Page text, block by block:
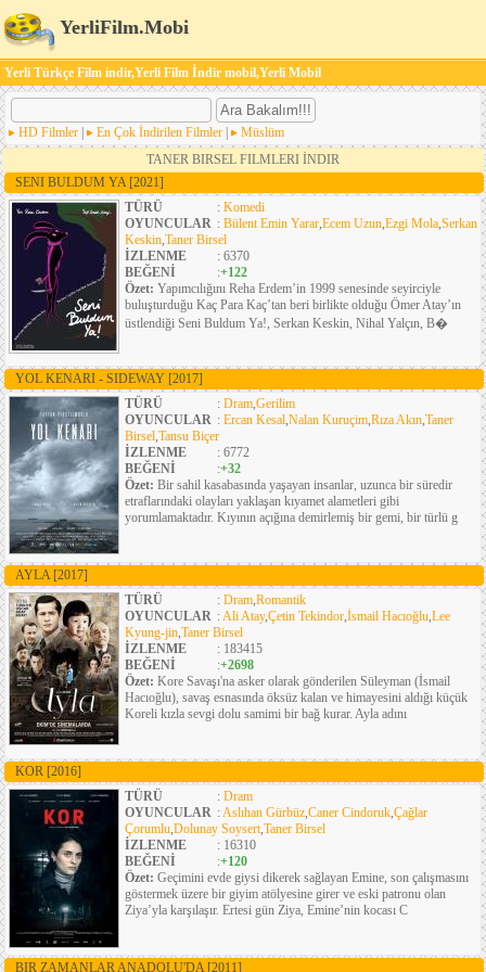
YerliFilm.Mobi
Yerli Türkçe Film indir,Yerli Film İndir mobil,Yerli Mobil
HD Filmler En Çok İndirilen Filmler
Müslüm
TANER BIRSEL FILMLERI İNDIR
SENI BULDUM YA [2021]
TÜRÜ
: Komedi
OYUNCULAR : Bülent Emin Yarar,Ecem Uzun,Ezgi Mola,Serkan
Keskin,Taner Birsel
İZLENME
: 6370
BEĞENİ
:+122
Özet: Yapımcılığını Reha Erdem’in 1999 senesinde seyirciyle
buluşturduğu Kaç Para Kaç’tan beri birlikte olduğu Ömer Atay’ın
üstlendiği Seni Buldum Ya!, Serkan Keskin, Nihal Yalçın, B�
YOL KENARI - SIDEWAY [2017]
TÜRÜ
: Dram,Gerilim
OYUNCULAR : Ercan Kesal,Nalan Kuruçim,Rıza Akın,Taner
Birsel,Tansu Biçer
İZLENME
: 6772
BEĞENİ
:+32
Özet: Bir sahil kasabasında yaşayan insanlar, uzunca bir süredir
etraflarındaki olayları yaklaşan kıyamet alametleri gibi
yorumlamaktadır. Kıyının açığına demirlemiş bir gemi, bir türlü g
AYLA [2017]
TÜRÜ
: Dram,Romantik
OYUNCULAR :Ali Atay,Çetin Tekindor,İsmail Hacıoğlu,Lee
Kyung-jin,Taner Birsel
İZLENME
: 183415
BEĞENİ
:+2698
Özet: Kore Savaşı'na asker olarak gönderilen Süleyman (İsmail
Hacıoğlu), savaş esnasında öksüz kalan ve himayesini aldığı küçük
Koreli kızla sevgi dolu samimi bir bağ kurar. Ayla adını
KOR [2016]
TÜRÜ
: Dram
OYUNCULAR :Aslıhan Gürbüz,Caner Cindoruk,Çağlar
Çorumlu,Dolunay Soysert,Taner Birsel
İZLENME
: 16310
BEĞENİ
:+120
Özet: Geçimini evde giysi dikerek sağlayan Emine, son çalışmasını
göstermek üzere bir giyim atölyesine girer ve eski patronu olan
Ziya’yla karşılaşır. Ertesi gün Ziya, Emine’nin kocası C
BIR ZAMANLAR ANADOLU'DA [2011]